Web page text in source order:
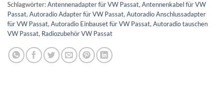
Schlagwörter:Antennenadapter für VW Passat, Antennenkabel für VW
Passat, Autoradio Adapter für VW Passat, Autoradio Anschlussadapter
für VW Passat, Autoradio Einbauset für VW Passat, Autoradio tauschen
VW Passat, Radiozubehör VW Passat